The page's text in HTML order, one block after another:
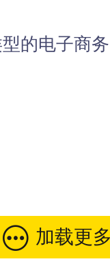
的电子商
加载更